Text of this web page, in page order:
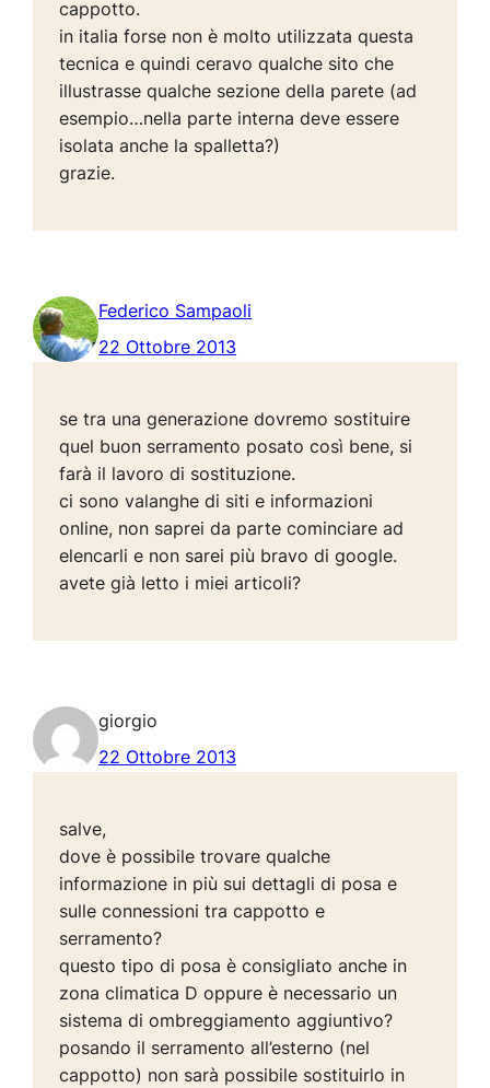
cappotto.
in italia forse non è molto utilizzata questa
tecnica e quindi ceravo qualche sito che
illustrasse qualche sezione della parete (ad
esempio…nella parte interna deve essere
isolata anche la spalletta?)
grazie.
Federico Sampaoli
22 Ottobre 2013
se tra una generazione dovremo sostituire
quel buon serramento posato così bene, si
farà il lavoro di sostituzione.
ci sono valanghe di siti e informazioni
online, non saprei da parte cominciare ad
elencarli e non sarei più bravo di google.
avete già letto i miei articoli?
giorgio
22 Ottobre 2013
salve,
dove è possibile trovare qualche
informazione in più sui dettagli di posa e
sulle connessioni tra cappotto e
serramento?
questo tipo di posa è consigliato anche in
zona climatica D oppure è necessario un
sistema di ombreggiamento aggiuntivo?
posando il serramento all’esterno (nel
cappotto) non sarà possibile sostituirlo in